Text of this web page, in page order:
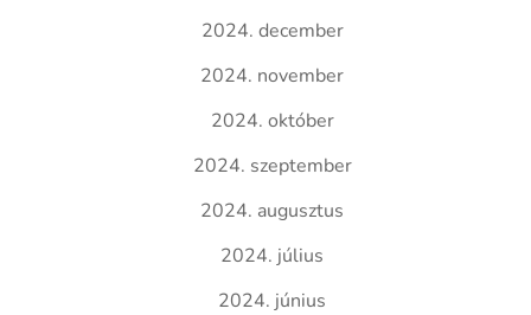
2024. december
2024. november
2024. október
2024. szeptember
2024. augusztus
2024. július
2024. június